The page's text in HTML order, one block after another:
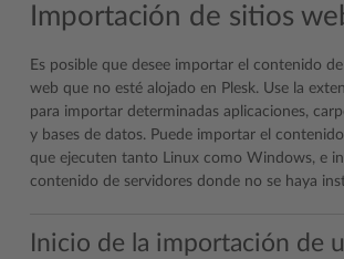
Importación de sitios
Es posible que desee importar el contenido
web que no esté alojado en Plesk. Use la
para importar determinadas aplicaciones,
y bases de datos. Puede importar el
que ejecuten tanto Linux como Windows, e
contenido de servidores donde no se haya
Inicio de la importación de